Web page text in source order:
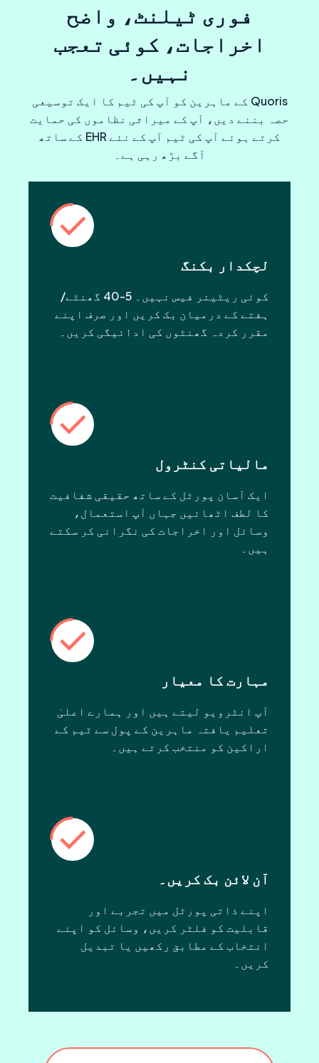
فوری ٹیلنٹ، واضح
اخراجات، کوئی تعجب
نہیں۔
Quoris کے ماہرین کو آپ کی ٹیم کا ایک توسیعی
حصہ بننے دیں، آپ کے میراثی نظاموں کی حمایت
کرتے ہوئے آپ کی ٹیم آپ کے نئے EHR کے ساتھ
آگے بڑھ رہی ہے۔
لچکدار بکنگ
کوئی ریٹینر فیس نہیں۔ 5-40 گھنٹے/
ہفتے کے درمیان بک کریں اور صرف اپنے
مقرر کردہ گھنٹوں کی ادائیگی کریں۔
مالیاتی کنٹرول
ایک آسان پورٹل کے ساتھ حقیقی شفافیت
کا لطف اٹھائیں جہاں آپ استعمال،
وسائل اور اخراجات کی نگرانی کر سکتے
ہیں۔
مہارت کا معیار
آپ انٹرویو لیتے ہیں اور ہمارے اعلیٰ
تعلیم یافتہ ماہرین کے پول سے ٹیم کے
اراکین کو منتخب کرتے ہیں۔
آن لائن بک کریں۔
اپنے ذاتی پورٹل میں تجربے اور
قابلیت کو فلٹر کریں، وسائل کو اپنے
انتخاب کے مطابق رکھیں یا تبدیل
کریں۔